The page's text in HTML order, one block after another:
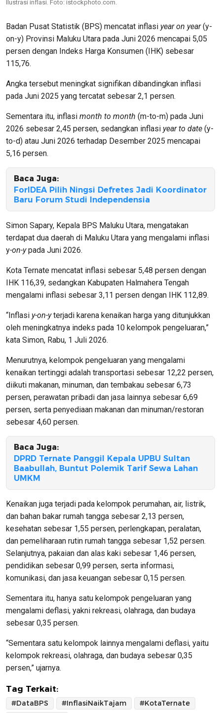
Ilustrasi inflasi. Foto: istockphoto.com.
Badan Pusat Statistik (BPS) mencatat inflasi year on year(y-
on-y) Provinsi Maluku Utara pada Juni 2026 mencapai 5,05
persen dengan Indeks Harga Konsumen (IHK) sebesar
115,76.
Angka tersebut meningkat signifikan dibandingkan inflasi
pada Juni 2025 yang tercatat sebesar 2,1 persen.
Sementara itu, inflasi month to month (m-to-m) pada Juni
2026 sebesar 2,45 persen, sedangkan inflasi year to date (y-
to-d) atau Juni 2026 terhadap Desember 2025 mencapai
5,16 persen.
Baca Juga:
ForIDEA Pilih Ningsi Defretes Jadi Koordinator
Baru Forum Studi Independensia
Simon Sapary, Kepala BPS Maluku Utara, mengatakan
terdapat dua daerah di Maluku Utara yang mengalami inflasi
y-on-ypada Juni 2026.
Kota Ternate mencatat inflasi sebesar 5,48 persen dengan
IHK 116,39, sedangkan Kabupaten Halmahera Tengah
mengalami inflasi sebesar 3,11 persen dengan IHK 112,89.
“Inflasi y-on-yterjadi karena kenaikan harga yang ditunjukkan
oleh meningkatnya indeks pada 10 kelompok pengeluaran,”
kata Simon, Rabu, 1 Juli 2026.
Menurutnya, kelompok pengeluaran yang mengalami
kenaikan tertinggi adalah transportasi sebesar 12,22 persen,
diikuti makanan, minuman, dan tembakau sebesar 6,73
persen, perawatan pribadi dan jasa lainnya sebesar 6,69
persen, serta penyediaan makanan dan minuman/restoran
sebesar 4,60 persen.
Baca Juga:
DPRD Ternate Panggil Kepala UPBU Sultan
Baabullah, Buntut Polemik Tarif Sewa Lahan
UMKM
Kenaikan juga terjadi pada kelompok perumahan, air, listrik,
dan bahan bakar rumah tangga sebesar 2,13 persen,
kesehatan sebesar 1,55 persen, perlengkapan, peralatan,
dan pemeliharaan rutin rumah tangga sebesar 1,52 persen.
Selanjutnya, pakaian dan alas kaki sebesar 1,46 persen,
pendidikan sebesar 0,99 persen, serta informasi,
komunikasi, dan jasa keuangan sebesar 0,15 persen.
Sementara itu, hanya satu kelompok pengeluaran yang
mengalami deflasi, yakni rekreasi, olahraga, dan budaya
sebesar 0,35 persen.
“Sementara satu kelompok lainnya mengalami deflasi, yaitu
kelompok rekreasi, olahraga, dan budaya sebesar 0,35
persen,” ujarnya.
Tag Terkait:
#DataBPS #InflasiNaikTajam
#KotaTernate